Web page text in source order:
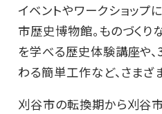
イベントやワークショップ
市歴史博物館。ものづく
を学べる歴史体験講座や
わる簡単工作など、さまざ
刈谷市の転換期から刈谷